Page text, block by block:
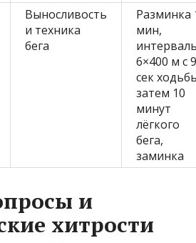
Выносливость
и техника
бега
Разминка
мин,
6×400 м с
сек
затем 10
минут
лёгкого
бега,
заминка
и
хитрости